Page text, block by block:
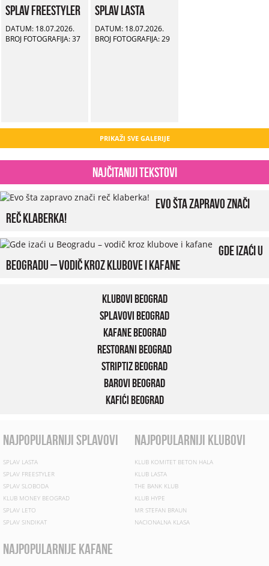
Splav Freestyler
DATUM: 18.07.2026.
BROJ FOTOGRAFIJA: 37
Splav Lasta
DATUM: 18.07.2026.
BROJ FOTOGRAFIJA: 29
PRIKAŽI SVE GALERIJE
Najčitaniji tekstovi
Evo šta zapravo znači
reč klaberka!
Gde izaći u
Beogradu – vodič kroz klubove i kafane
Klubovi Beograd
Splavovi Beograd
Kafane Beograd
Restorani Beograd
Striptiz Beograd
Barovi Beograd
Kafići Beograd
najpopularniji splavovi
SPLAV LASTA
SPLAV FREESTYLER
SPLAV SLOBODA
KLUB MONEY BEOGRAD
SPLAV LETO
SPLAV SINDIKAT
najpopularniji klubovi
KLUB KOMITET BETON HALA
KLUB LASTA
THE BANK KLUB
KLUB HYPE
MR STEFAN BRAUN
NACIONALNA KLASA
najpopularnije kafane